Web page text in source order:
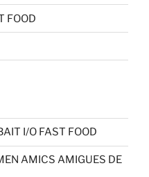
FOOD
I/O FAST FOOD
AMICS AMIGUES DE